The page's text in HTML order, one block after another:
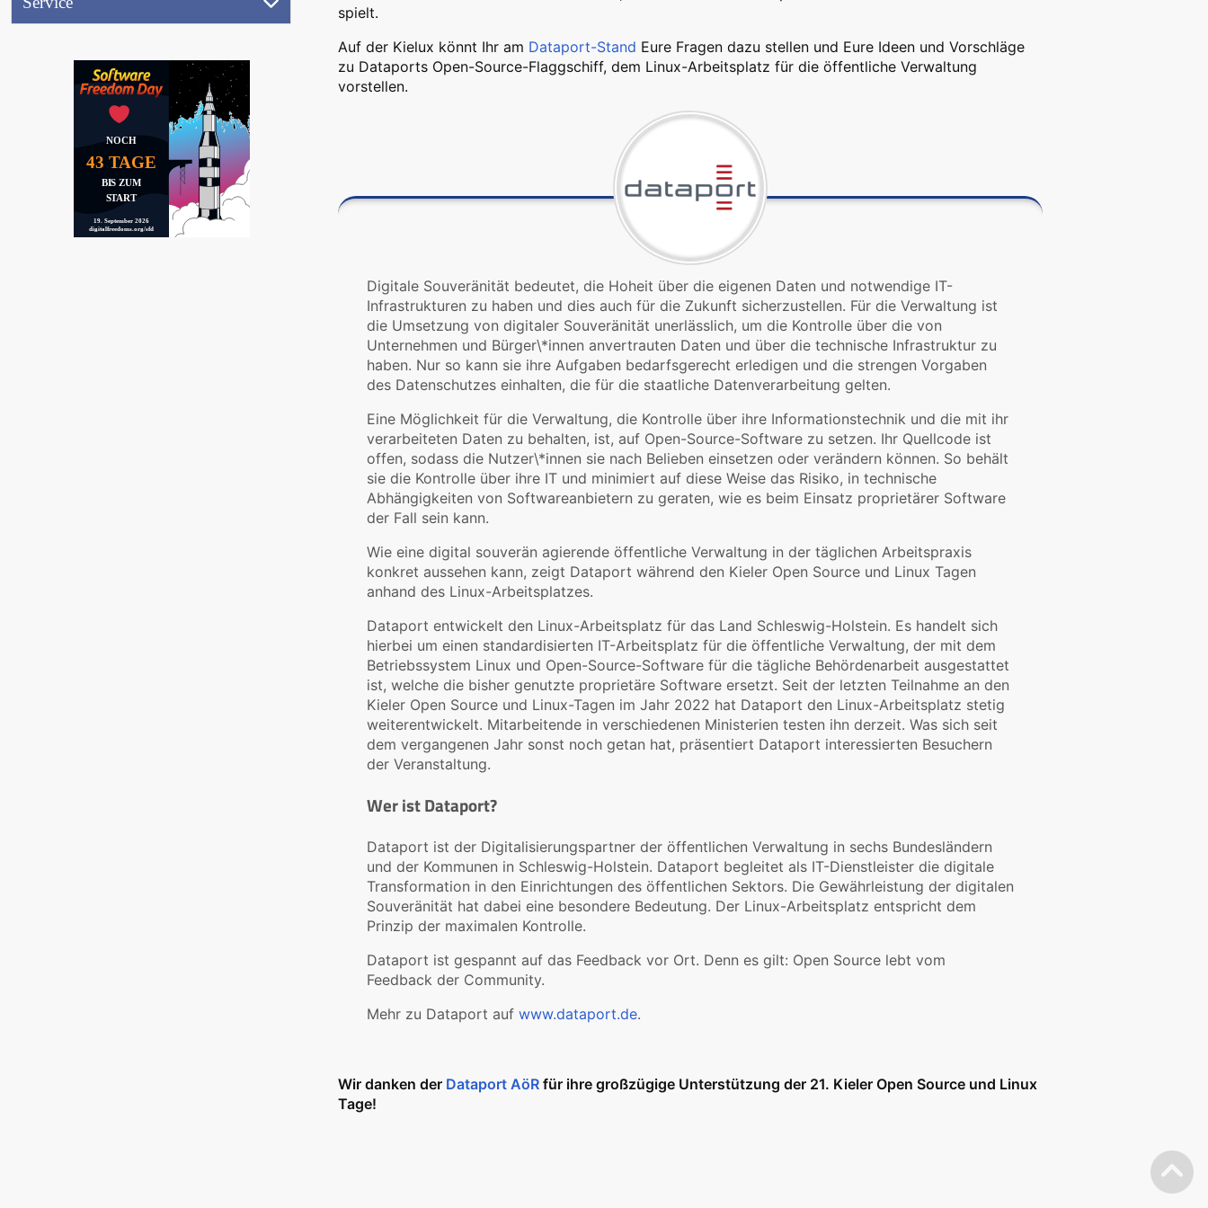
(17.9.2026)
Aktionen
Peertube)
Referentenbereich
NOCH
43 TAGE
BIS ZUM
START
19. September 2026
digitalfreedoms.org/sfd
spielt.
Auf der Kielux könnt Ihr am Dataport-Stand Eure Fragen dazu stellen und Eure Ideen und Vorschläge
zu Dataports Open-Source-Flaggschiff, dem Linux-Arbeitsplatz für die öffentliche Verwaltung
vorstellen.
Digitale Souveränität bedeutet, die Hoheit über die eigenen Daten und notwendige IT-
Infrastrukturen zu haben und dies auch für die Zukunft sicherzustellen. Für die Verwaltung ist
die Umsetzung von digitaler Souveränität unerlässlich, um die Kontrolle über die von
Unternehmen und Bürger\*innen anvertrauten Daten und über die technische Infrastruktur zu
haben. Nur so kann sie ihre Aufgaben bedarfsgerecht erledigen und die strengen Vorgaben
des Datenschutzes einhalten, die für die staatliche Datenverarbeitung gelten.
Eine Möglichkeit für die Verwaltung, die Kontrolle über ihre Informationstechnik und die mit ihr
verarbeiteten Daten zu behalten, ist, auf Open-Source-Software zu setzen. Ihr Quellcode ist
offen, sodass die Nutzer\*innen sie nach Belieben einsetzen oder verändern können. So behält
sie die Kontrolle über ihre IT und minimiert auf diese Weise das Risiko, in technische
Abhängigkeiten von Softwareanbietern zu geraten, wie es beim Einsatz proprietärer Software
der Fall sein kann.
Wie eine digital souverän agierende öffentliche Verwaltung in der täglichen Arbeitspraxis
konkret aussehen kann, zeigt Dataport während den Kieler Open Source und Linux Tagen
anhand des Linux-Arbeitsplatzes.
Dataport entwickelt den Linux-Arbeitsplatz für das Land Schleswig-Holstein. Es handelt sich
hierbei um einen standardisierten IT-Arbeitsplatz für die öffentliche Verwaltung, der mit dem
Betriebssystem Linux und Open-Source-Software für die tägliche Behördenarbeit ausgestattet
ist, welche die bisher genutzte proprietäre Software ersetzt. Seit der letzten Teilnahme an den
Kieler Open Source und Linux-Tagen im Jahr 2022 hat Dataport den Linux-Arbeitsplatz stetig
weiterentwickelt. Mitarbeitende in verschiedenen Ministerien testen ihn derzeit. Was sich seit
dem vergangenen Jahr sonst noch getan hat, präsentiert Dataport interessierten Besuchern
der Veranstaltung.
Wer ist Dataport?
Dataport ist der Digitalisierungspartner der öffentlichen Verwaltung in sechs Bundesländern
und der Kommunen in Schleswig-Holstein. Dataport begleitet als IT-Dienstleister die digitale
Transformation in den Einrichtungen des öffentlichen Sektors. Die Gewährleistung der digitalen
Souveränität hat dabei eine besondere Bedeutung. Der Linux-Arbeitsplatz entspricht dem
Prinzip der maximalen Kontrolle.
Dataport ist gespannt auf das Feedback vor Ort. Denn es gilt: Open Source lebt vom
Feedback der Community.
Mehr zu Dataport auf www.dataport.de.
Wir danken der Dataport AöR für ihre großzügige Unterstützung der 21. Kieler Open Source und Linux
Tage!